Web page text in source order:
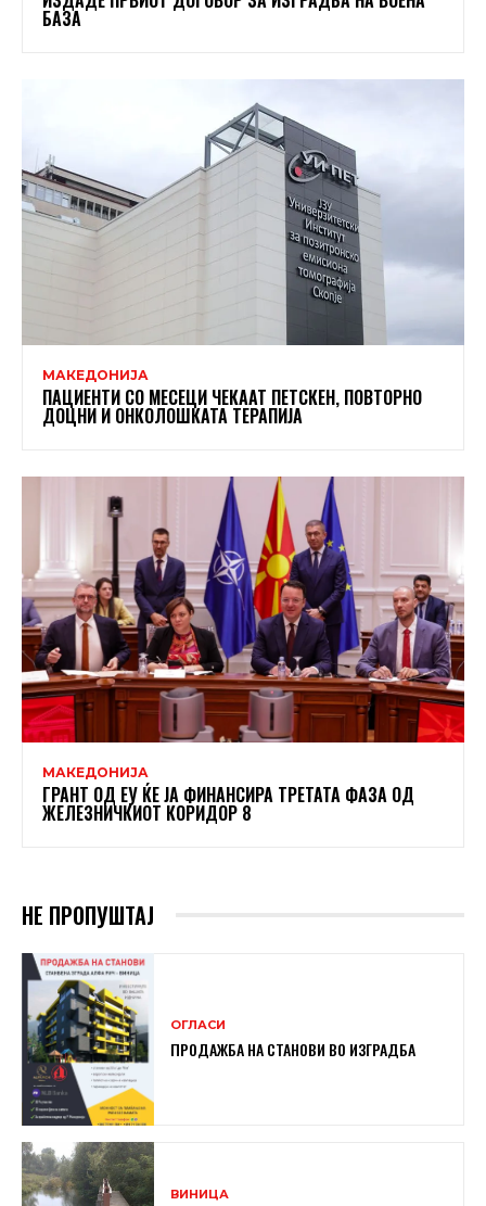
БАЗА
МАКЕДОНИЈА
ПАЦИЕНТИ СО МЕСЕЦИ ЧЕКААТ ПЕТСКЕН, ПОВТОРНО
ДОЦНИ И ОНКОЛОШКАТА ТЕРАПИЈА
МАКЕДОНИЈА
ГРАНТ ОД ЕУ ЌЕ ЈА ФИНАНСИРА ТРЕТАТА ФАЗА ОД
ЖЕЛЕЗНИЧКИОТ КОРИДОР 8
НЕ ПРОПУШТАЈ
ОГЛАСИ
ПРОДАЖБА НА СТАНОВИ ВО ИЗГРАДБА
ВИНИЦА